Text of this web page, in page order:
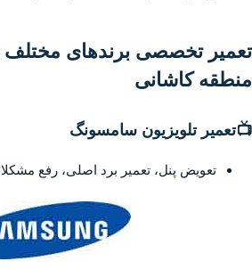
تعمیر تخصصی برندهای مختلف
منطقه کاشانی
📺تعمیر تلویزیون سامسونگ
تعویض پنل، تعمیر برد اصلی، رفع